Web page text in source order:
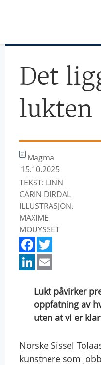
Det
lukten
Magma
15.10.2025
TEKST: LINN
CARIN DIRDAL
ILLUSTRASJON:
MAXIME
MOUYSSET
Facebook
LinkedIn
Lukt påvirker
oppfatning av
uten at vi er
Norske Sissel
kunstnere som